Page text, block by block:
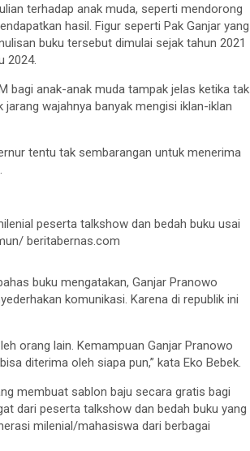
terhadap anak muda, seperti mendorong
hasil. Figur seperti Pak Ganjar yang
buku tersebut dimulai sejak tahun 2021
2024.
bagi anak-anak muda tampak jelas ketika tak
wajahnya banyak mengisi iklan-iklan
tentu tak sembarangan untuk menerima
peserta talkshow dan bedah buku usai
beritabernas.com
buku mengatakan, Ganjar Pranowo
komunikasi. Karena di republik ini
orang lain. Kemampuan Ganjar Pranowo
diterima oleh siapa pun,” kata Eko Bebek.
membuat sablon baju secara gratis bagi
dari peserta talkshow dan bedah buku yang
milenial/mahasiswa dari berbagai